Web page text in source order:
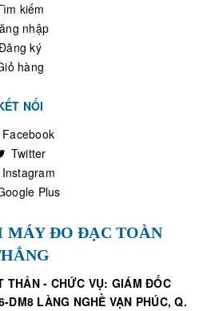
kiếm
nhập
ký
hàng
NỐI
Facebook
Twitter
Instagram
Plus
MÁY ĐO ĐẠC TOÀN
THẢN - CHỨC VỤ: GIÁM ĐỐC
DM8 LÀNG NGHỀ VẠN PHÚC, Q.